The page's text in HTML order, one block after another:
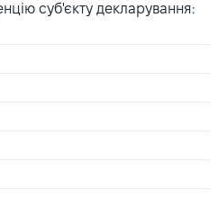
суб'єкту декларування: